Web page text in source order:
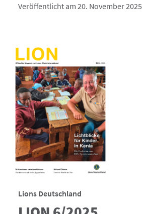
Veröffentlicht am 20. November 2025
Lions Deutschland